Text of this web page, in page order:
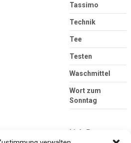
Tassimo
Technik
Tee
Testen
Waschmittel
Wort zum
Sonntag
Link-Partner